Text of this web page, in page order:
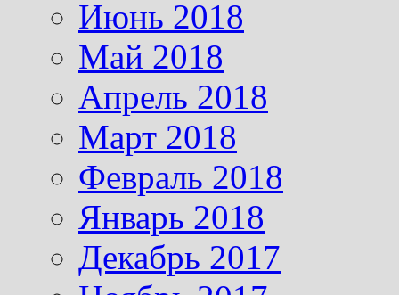
Июнь 2018
Май 2018
Апрель 2018
Март 2018
Февраль 2018
Январь 2018
Декабрь 2017